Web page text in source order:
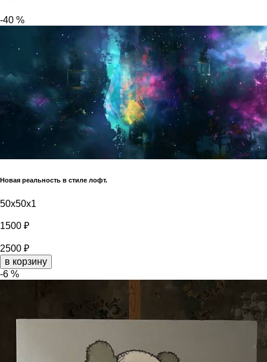
-40 %
Новая реальность в стиле лофт.
50x50x1
1500 ₽
2500 ₽
в корзину
-6 %